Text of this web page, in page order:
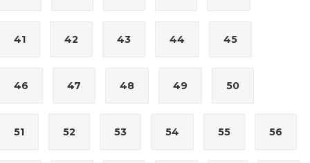
41 42 43 44 45
46 47 48 49 50
51 52 53 54 55 56